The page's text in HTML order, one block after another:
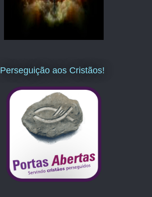
Perseguição aos Cristãos!